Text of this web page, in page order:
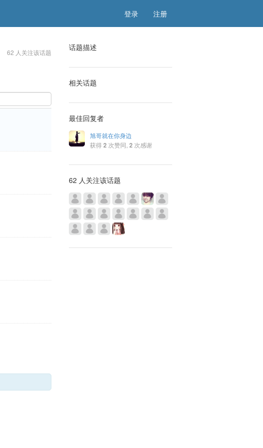
注册
登录
62 人关注该话题
话题描述
相关话题
最佳回复者
旭哥就在你身边
获得2 次赞同, 2 次感谢
62 人关注该话题